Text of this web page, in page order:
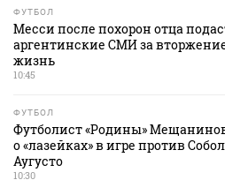
ФУТБОЛ
Месси после похорон отца
аргентинские СМИ за
жизнь
10:45
ФУТБОЛ
Футболист «Родины»
о «лазейках» в игре против
Аугусто
10:30